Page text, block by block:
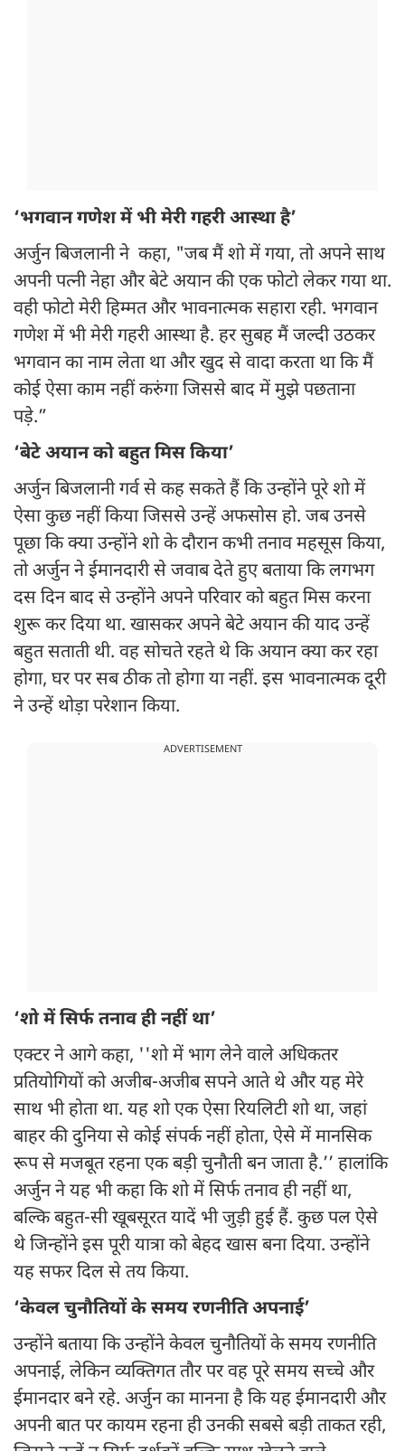
‘भगवान गणेश में भी मेरी गहरी आस्था है’
अर्जुन बिजलानी ने कहा, "जब मैं शो में गया, तो अपने साथ
अपनी पत्नी नेहा और बेटे अयान की एक फोटो लेकर गया था.
वही फोटो मेरी हिम्मत और भावनात्मक सहारा रही. भगवान
गणेश में भी मेरी गहरी आस्था है. हर सुबह मैं जल्दी उठकर
भगवान का नाम लेता था और खुद से वादा करता था कि मैं
कोई ऐसा काम नहीं करुंगा जिससे बाद में मुझे पछताना
पड़े.”
‘बेटे अयान को बहुत मिस किया’
अर्जुन बिजलानी गर्व से कह सकते हैं कि उन्होंने पूरे शो में
ऐसा कुछ नहीं किया जिससे उन्हें अफसोस हो. जब उनसे
पूछा कि क्या उन्होंने शो के दौरान कभी तनाव महसूस किया,
तो अर्जुन ने ईमानदारी से जवाब देते हुए बताया कि लगभग
दस दिन बाद से उन्होंने अपने परिवार को बहुत मिस करना
शुरू कर दिया था. खासकर अपने बेटे अयान की याद उन्हें
बहुत सताती थी. वह सोचते रहते थे कि अयान क्या कर रहा
होगा, घर पर सब ठीक तो होगा या नहीं. इस भावनात्मक दूरी
ने उन्हें थोड़ा परेशान किया.
ADVERTISEMENT
‘शो में सिर्फ तनाव ही नहीं था’
एक्टर ने आगे कहा, ''शो में भाग लेने वाले अधिकतर
प्रतियोगियों को अजीब-अजीब सपने आते थे और यह मेरे
साथ भी होता था. यह शो एक ऐसा रियलिटी शो था, जहां
बाहर की दुनिया से कोई संपर्क नहीं होता, ऐसे में मानसिक
रूप से मजबूत रहना एक बड़ी चुनौती बन जाता है.’’ हालांकि
अर्जुन ने यह भी कहा कि शो में सिर्फ तनाव ही नहीं था,
बल्कि बहुत-सी खूबसूरत यादें भी जुड़ी हुई हैं. कुछ पल ऐसे
थे जिन्होंने इस पूरी यात्रा को बेहद खास बना दिया. उन्होंने
यह सफर दिल से तय किया.
‘केवल चुनौतियों के समय रणनीति अपनाई’
उन्होंने बताया कि उन्होंने केवल चुनौतियों के समय रणनीति
अपनाई, लेकिन व्यक्तिगत तौर पर वह पूरे समय सच्चे और
ईमानदार बने रहे. अर्जुन का मानना है कि यह ईमानदारी और
अपनी बात पर कायम रहना ही उनकी सबसे बड़ी ताकत रही,